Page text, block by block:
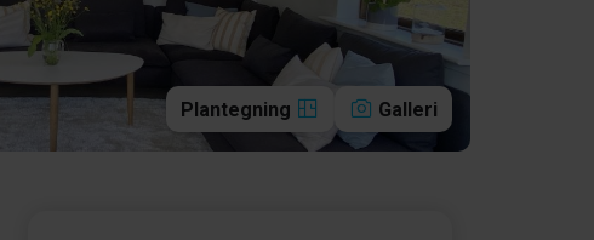
Plantegning Galleri